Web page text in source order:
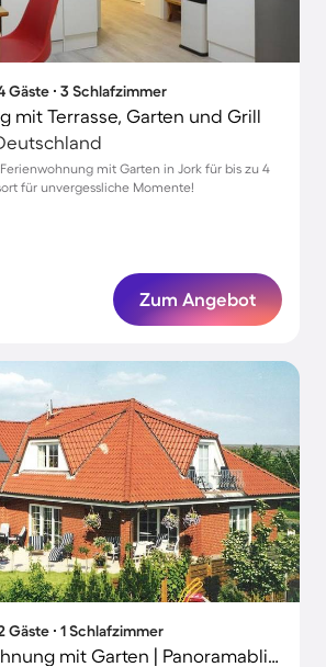
Gäste ∙ 3 Schlafzimmer
mit Terrasse, Garten und Grill
mit Garten in Jork für bis zu 4
für unvergessliche Momente!
Zum Angebot
Gäste ∙ 1 Schlafzimmer
Tolle Ferienwohnung mit Garten | Panoramablick